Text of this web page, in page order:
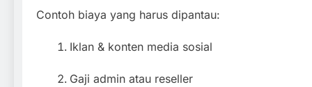
Contoh biaya yang harus dipantau:
Iklan & konten media sosial
Gaji admin atau reseller